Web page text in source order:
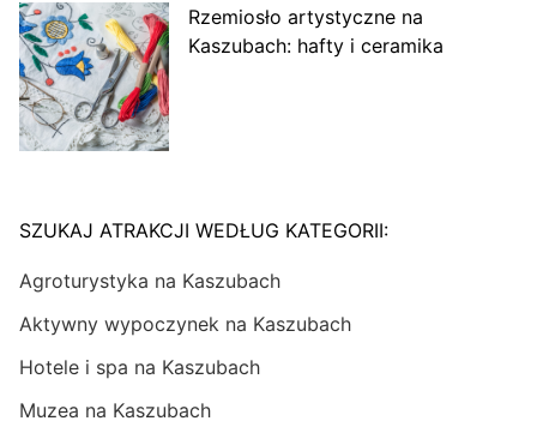
Rzemiosło artystyczne na
Kaszubach: hafty i ceramika
SZUKAJ ATRAKCJI WEDŁUG KATEGORII:
Agroturystyka na Kaszubach
Aktywny wypoczynek na Kaszubach
Hotele i spa na Kaszubach
Muzea na Kaszubach